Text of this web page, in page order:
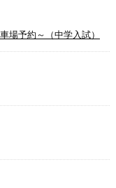
場予約～（中学入試）